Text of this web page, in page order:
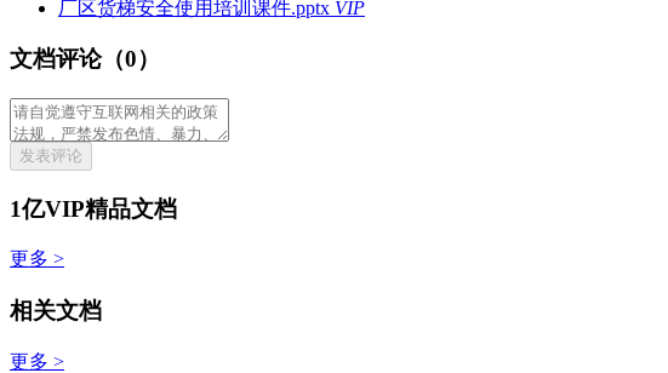
厂区货梯安全使用培训课件.pptx VIP
文档评论（0）
发表评论
1亿VIP精品文档
更多 >
相关文档
更多 >